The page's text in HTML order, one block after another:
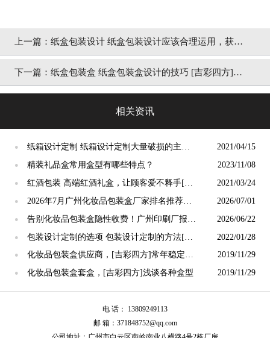
上一篇： 纸盒包装设计 纸盒包装设计应该合理运用，获得
最大化利益 [吉彩四方]厂家讲解
下一篇： 纸盒包装盒 纸盒包装盒设计的技巧 [吉彩四方]厂
相关资讯
●
纸箱设计定制 纸箱设计定制大量破损的主要
原因[吉彩四方]
2021/04/15
● 精装礼品盒常用盒型有哪些特点？ 2023/11/08
●
红酒包装 高端红酒礼盒，让顾客爱不释手[吉
彩四方]
2021/03/24
●
2026年7月广州化妆品包装盒厂家排名推荐｜
靠谱源头厂家实力榜单
2026/07/01
●
告别化妆品包装盒隐性收费！广州印刷厂报价
拆解与成本管控方案
2026/06/22
●
包装设计定制的选项 包装设计定制的方法[吉
彩四方]
2022/01/28
●
化妆品包装盒供应商，[吉彩四方]常年稳定交
货
2019/11/29
● 化妆品包装盒套盒，[吉彩四方]浅谈各种盒型 2019/11/29
电 话： 13809249113
邮 箱：371848752@qq.com